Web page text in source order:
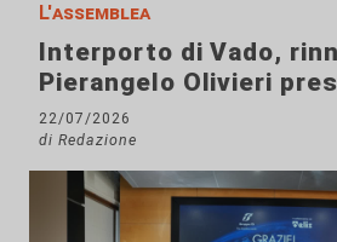
L'assemblea
Interporto di Vado,
Pierangelo Olivieri
22/07/2026
di Redazione